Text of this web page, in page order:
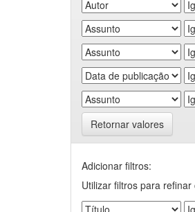
Retornar valores
Adicionar filtros:
Utilizar filtros para